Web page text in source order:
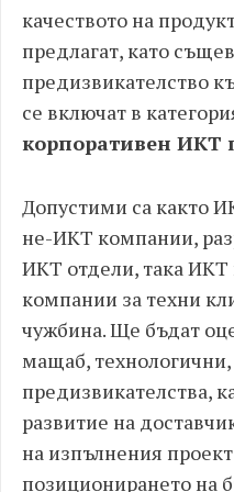
качеството на
предлагат, като
предизвикателство
се включат в
корпоративен ИКТ
Допустими са както
не-ИКТ компании,
ИКТ отдели, така
компании за техни
чужбина. Ще бъдат
мащаб,
предизвикателства,
развитие на
на изпълнения
позиционирането на